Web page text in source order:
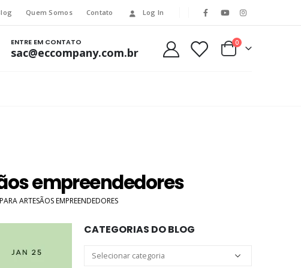
Quem Somos Contato Log In
ENTRE EM CONTATO
sac@eccompany.com.br
0
empreendedores
ARTESÃOS EMPREENDEDORES
CATEGORIAS DO BLOG
Categorias